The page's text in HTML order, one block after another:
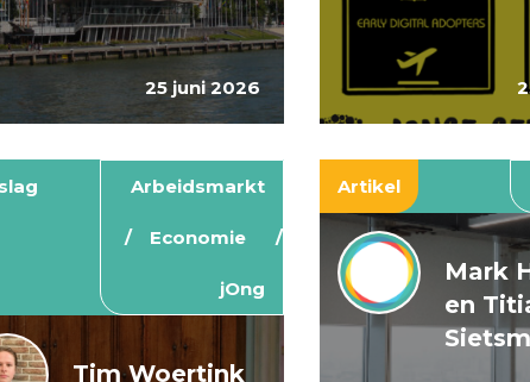
25 juni 2026
Arbeidsmarkt
Economie
jOng
Tim Woertink
Artikel
Mark
en